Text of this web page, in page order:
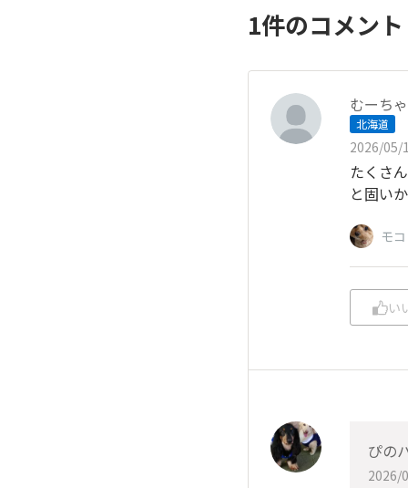
1件のコメント
むーち
北海道
2026/05/
たくさ
と固い
モ
い
ぴの
2026/